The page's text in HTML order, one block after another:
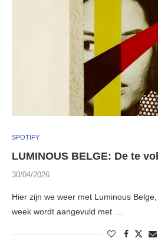
SPOTIFY
LUMINOUS BELGE: De te
30/04/2026
Hier zijn we weer met Luminous
week wordt aangevuld met …